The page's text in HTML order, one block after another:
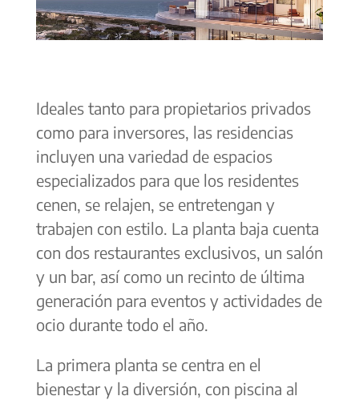
Ideales tanto para propietarios privados
como para inversores, las residencias
incluyen una variedad de espacios
especializados para que los residentes
cenen, se relajen, se entretengan y
trabajen con estilo. La planta baja cuenta
con dos restaurantes exclusivos, un salón
y un bar, así como un recinto de última
generación para eventos y actividades de
ocio durante todo el año.
La primera planta se centra en el
bienestar y la diversión, con piscina al